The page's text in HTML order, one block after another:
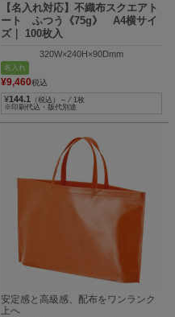
【名入れ対応】不織布スクエアト
ート ふつう《75g》 A4横サイ
ズ｜ 100枚入
320W×240H×90Dmm
名入れ
¥9,460税込
¥144.1
（税込）～ ⁄ 1枚
※印刷代込・版代別途
安定感と高級感、配布をワンランク
上へ